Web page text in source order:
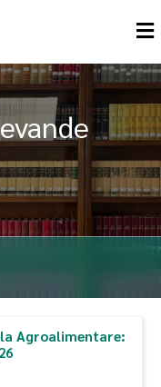
Agroalimentare: